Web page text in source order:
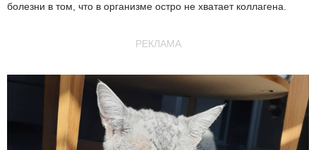
болезни в том, что в организме остро не хватает коллагена.
РЕКЛАМА